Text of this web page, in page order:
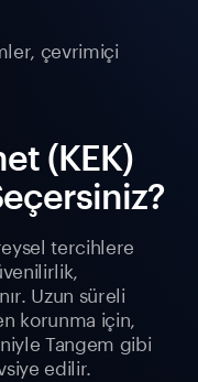
çevrimiçi
(KEK)
tercihlere
Uzun süreli
korunma için,
Tangem gibi
edilir.